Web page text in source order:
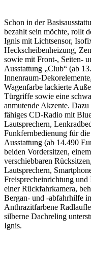
Schon in der
bezahlt sein möchte, rollt
Ignis mit Lichtsensor,
Heckscheibenheizung,
sowie mit Front-, Seiten-
Ausstattung „Club“ (ab
Innenraum-
Wagenfarbe lackierte
Türgriffe sowie eine
anmutende Akzente.
fähiges CD-Radio mit
Lautsprechern,
Funkfernbedienung für
Ausstattung (ab 14.490
beiden Vordersitzen,
verschiebbaren
Lautsprechern,
Freisprecheinrichtung
einer Rückfahrkamera,
Bergan- und -abfahrhilfe
Anthrazitfarbene
silberne Dachreling
Ignis.